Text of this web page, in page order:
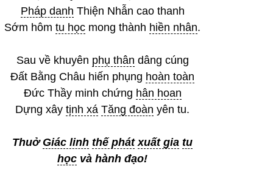
Pháp danh Thiện Nhẫn cao thanh
Sớm hôm tu học mong thành hiền nhân.
Sau về khuyên phụ thân dâng cúng
Đất Bằng Châu hiến phụng hoàn toàn
Đức Thầy minh chứng hân hoan
Dựng xây tịnh xá Tăng đoàn yên tu.
Thuở Giác linh thế phát xuất gia tu
học và hành đạo!